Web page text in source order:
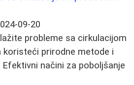
09-20
probleme sa cirkulacijom
koristeći prirodne metode i
načini za poboljšanje